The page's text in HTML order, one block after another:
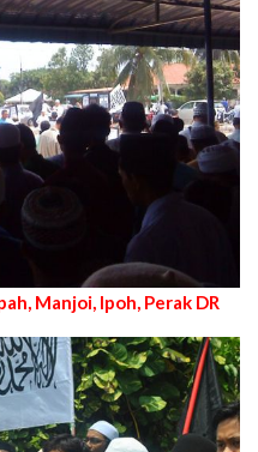
Manjoi, Ipoh, Perak DR